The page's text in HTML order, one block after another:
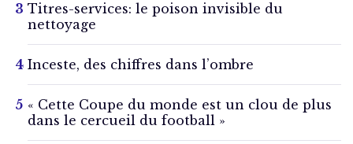
Titres-services: le poison invisible du
nettoyage
Inceste, des chiffres dans l’ombre
« Cette Coupe du monde est un clou de plus
dans le cercueil du football »